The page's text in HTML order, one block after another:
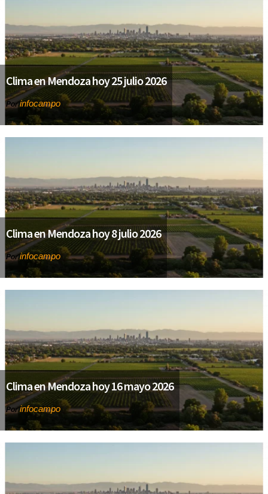
Clima en Mendoza hoy 25 julio 2026
Porinfocampo
Clima en Mendoza hoy 8 julio 2026
Porinfocampo
Clima en Mendoza hoy 16 mayo 2026
Porinfocampo